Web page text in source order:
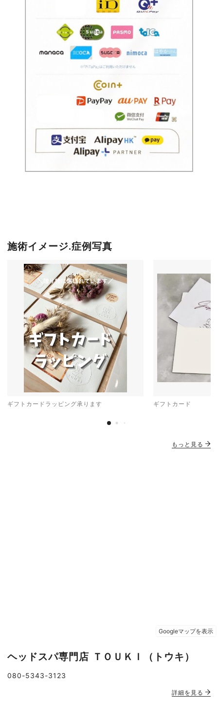
施術イメージ.症例写真
ギフトカードラッピング承ります ギフトカード
もっと見る
ヘッドスパ専門店 ＴＯＵＫＩ（トウキ）
080-5343-3123
詳細を見る